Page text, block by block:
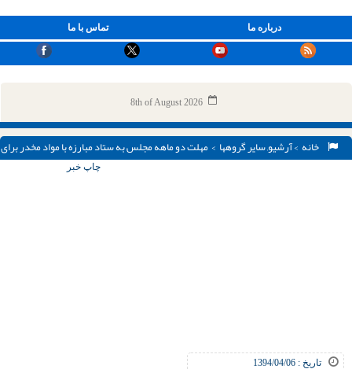
تماس با ما درباره ما
8th of August 2026
خانه >آرشیو,سایر گروهها > مهلت دو ماهه مجلس به ستاد مبارزه با مواد مخدر برای
تاریخ : 1394/04/06
چاپ خبر